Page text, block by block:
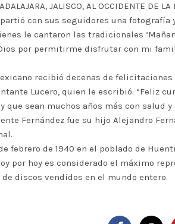
JALISCO, AL OCCIDENTE DE LA
con sus seguidores una
le cantaron las tradicionales
Dios por permitirme disfrutar con mi
recibió decenas de
Lucero, quien le escribió: “Feliz
que sean muchos años más con salud
Fernández fue su hijo Alejandro
febrero de 1940 en el poblado de
por hoy es considerado el máximo
discos vendidos en el mundo entero.